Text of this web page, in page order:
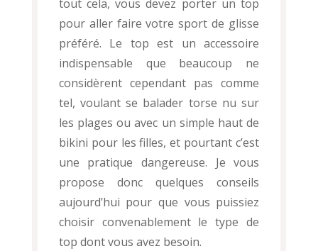
tout cela, vous devez porter un top
pour aller faire votre sport de glisse
préféré. Le top est un accessoire
indispensable que beaucoup ne
considèrent cependant pas comme
tel, voulant se balader torse nu sur
les plages ou avec un simple haut de
bikini pour les filles, et pourtant c’est
une pratique dangereuse. Je vous
propose donc quelques conseils
aujourd’hui pour que vous puissiez
choisir convenablement le type de
top dont vous avez besoin.